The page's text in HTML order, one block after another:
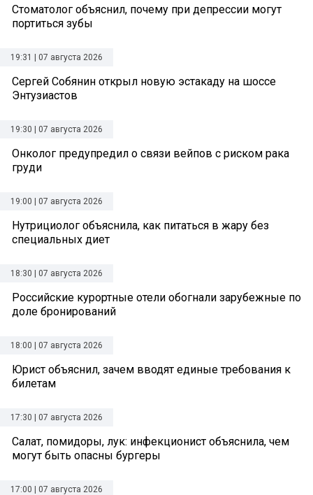
Стоматолог объяснил, почему при депрессии могут
портиться зубы
19:31 | 07 августа 2026
Сергей Собянин открыл новую эстакаду на шоссе
Энтузиастов
19:30 | 07 августа 2026
Онколог предупредил о связи вейпов с риском рака
груди
19:00 | 07 августа 2026
Нутрициолог объяснила, как питаться в жару без
специальных диет
18:30 | 07 августа 2026
Российские курортные отели обогнали зарубежные по
доле бронирований
18:00 | 07 августа 2026
Юрист объяснил, зачем вводят единые требования к
билетам
17:30 | 07 августа 2026
Салат, помидоры, лук: инфекционист объяснила, чем
могут быть опасны бургеры
17:00 | 07 августа 2026